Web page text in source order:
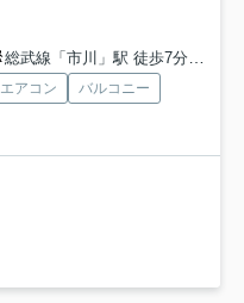
総武線「市川」駅 徒歩7分
エアコン
バルコニー